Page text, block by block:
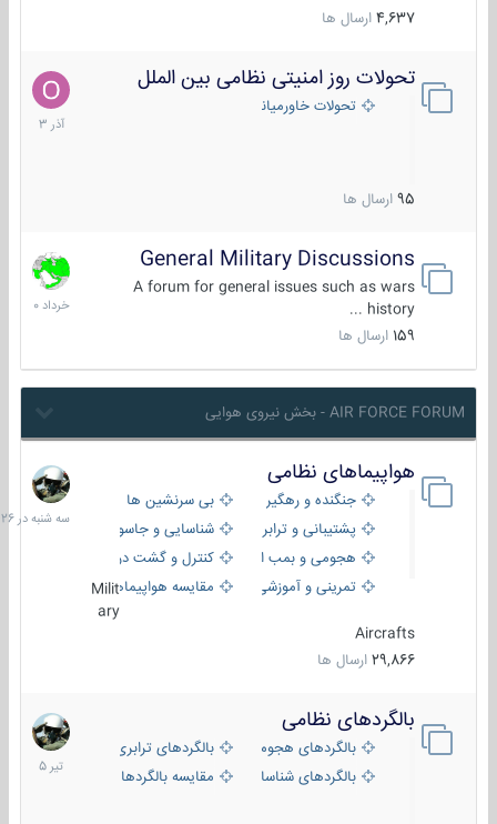
4,637 ارسال ها
تحولات روز امنیتی نظامی بین الملل
تحولات خاورمیانه
95 ارسال ها
21
آذر
1403
General Military Discussions
A forum for general issues such as wars
history ...
159 ارسال ها
10
خرداد
1400
AIR FORCE FORUM - بخش نیروی هوایی
هواپیماهای نظامی
جنگنده و رهگیر
بی سرنشین ها
پشتیبانی و ترابری
شناسایی و جاسوسی
هجومی و بمب افکن
کنترل و گشت دریایی
تمرینی و آموزشی
مقایسه هواپیماهاMilit
ary
Aircrafts
29,866 ارسال ها
سه
شنبه
در
بالگردهای نظامی
بالگردهای هجومی
بالگردهای ترابری
بالگردهای شناسایی
مقایسه بالگردها
22
تیر
1405